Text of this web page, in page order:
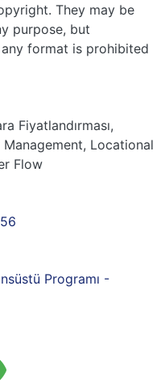
They may be
purpose, but
format is prohibited
Fiyatlandırması,
, Locational
Flow
Programı -